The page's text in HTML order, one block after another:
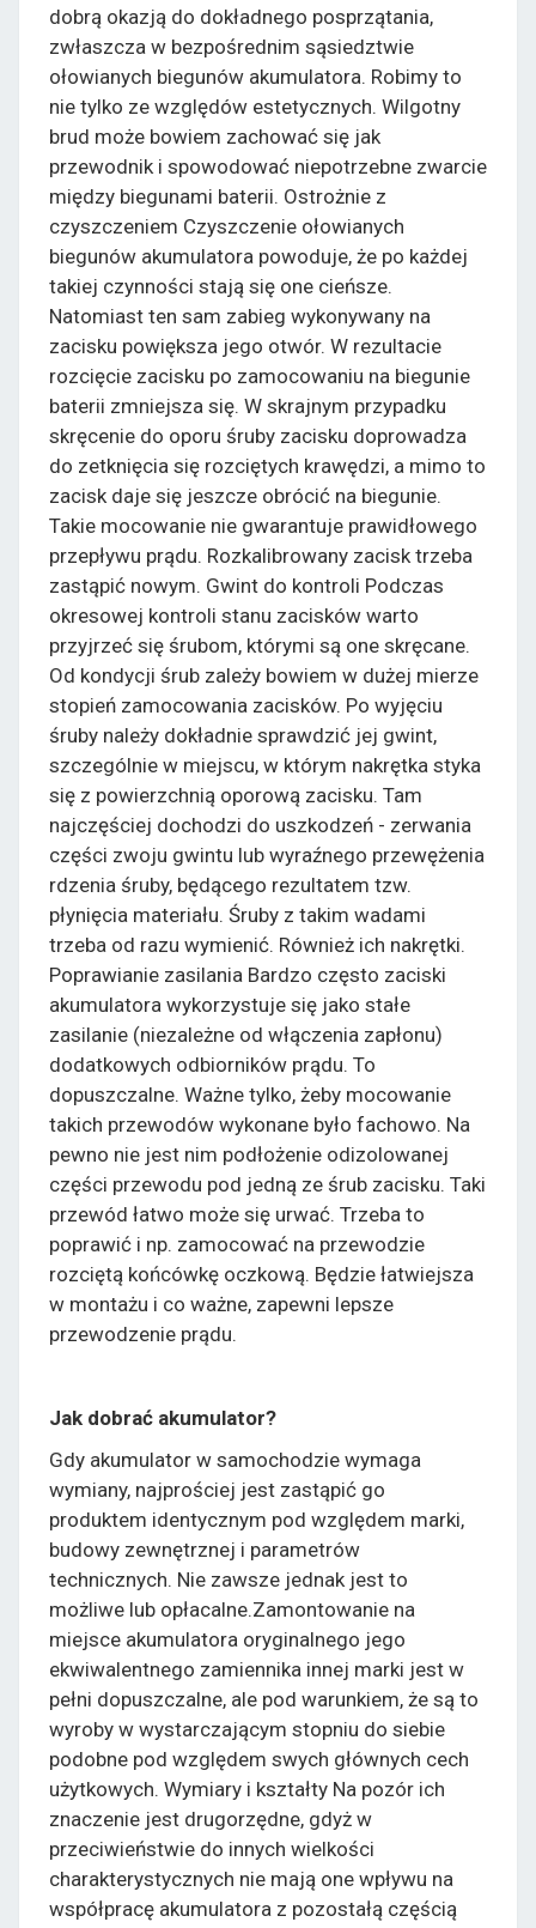
dobrą okazją do dokładnego posprzątania,
zwłaszcza w bezpośrednim sąsiedztwie
ołowianych biegunów akumulatora. Robimy to
nie tylko ze względów estetycznych. Wilgotny
brud może bowiem zachować się jak
przewodnik i spowodować niepotrzebne zwarcie
między biegunami baterii. Ostrożnie z
czyszczeniem Czyszczenie ołowianych
biegunów akumulatora powoduje, że po każdej
takiej czynności stają się one cieńsze.
Natomiast ten sam zabieg wykonywany na
zacisku powiększa jego otwór. W rezultacie
rozcięcie zacisku po zamocowaniu na biegunie
baterii zmniejsza się. W skrajnym przypadku
skręcenie do oporu śruby zacisku doprowadza
do zetknięcia się rozciętych krawędzi, a mimo to
zacisk daje się jeszcze obrócić na biegunie.
Takie mocowanie nie gwarantuje prawidłowego
przepływu prądu. Rozkalibrowany zacisk trzeba
zastąpić nowym. Gwint do kontroli Podczas
okresowej kontroli stanu zacisków warto
przyjrzeć się śrubom, którymi są one skręcane.
Od kondycji śrub zależy bowiem w dużej mierze
stopień zamocowania zacisków. Po wyjęciu
śruby należy dokładnie sprawdzić jej gwint,
szczególnie w miejscu, w którym nakrętka styka
się z powierzchnią oporową zacisku. Tam
najczęściej dochodzi do uszkodzeń - zerwania
części zwoju gwintu lub wyraźnego przewężenia
rdzenia śruby, będącego rezultatem tzw.
płynięcia materiału. Śruby z takim wadami
trzeba od razu wymienić. Również ich nakrętki.
Poprawianie zasilania Bardzo często zaciski
akumulatora wykorzystuje się jako stałe
zasilanie (niezależne od włączenia zapłonu)
dodatkowych odbiorników prądu. To
dopuszczalne. Ważne tylko, żeby mocowanie
takich przewodów wykonane było fachowo. Na
pewno nie jest nim podłożenie odizolowanej
części przewodu pod jedną ze śrub zacisku. Taki
przewód łatwo może się urwać. Trzeba to
poprawić i np. zamocować na przewodzie
rozciętą końcówkę oczkową. Będzie łatwiejsza
w montażu i co ważne, zapewni lepsze
przewodzenie prądu.
Jak dobrać akumulator?
Gdy akumulator w samochodzie wymaga
wymiany, najprościej jest zastąpić go
produktem identycznym pod względem marki,
budowy zewnętrznej i parametrów
technicznych. Nie zawsze jednak jest to
możliwe lub opłacalne.Zamontowanie na
miejsce akumulatora oryginalnego jego
ekwiwalentnego zamiennika innej marki jest w
pełni dopuszczalne, ale pod warunkiem, że są to
wyroby w wystarczającym stopniu do siebie
podobne pod względem swych głównych cech
użytkowych. Wymiary i kształty Na pozór ich
znaczenie jest drugorzędne, gdyż w
przeciwieństwie do innych wielkości
charakterystycznych nie mają one wpływu na
współpracę akumulatora z pozostałą częścią